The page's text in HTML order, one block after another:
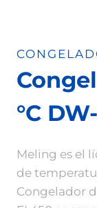
°C
Meling es el
de
Congelador